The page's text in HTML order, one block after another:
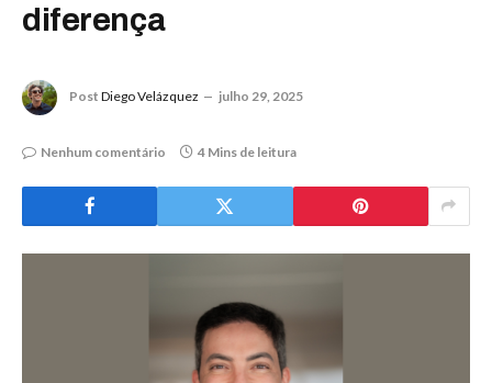
diferença
Post Diego Velázquez julho 29, 2025
Nenhum comentário 4 Mins de leitura